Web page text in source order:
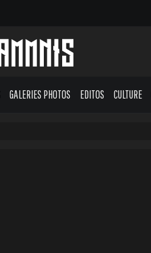
GALERIES PHOTOS EDITOS CULTURE